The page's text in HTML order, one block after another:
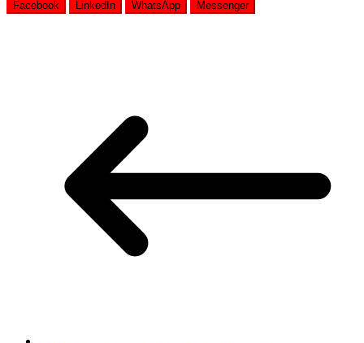
Facebook LinkedIn WhatsApp Messenger